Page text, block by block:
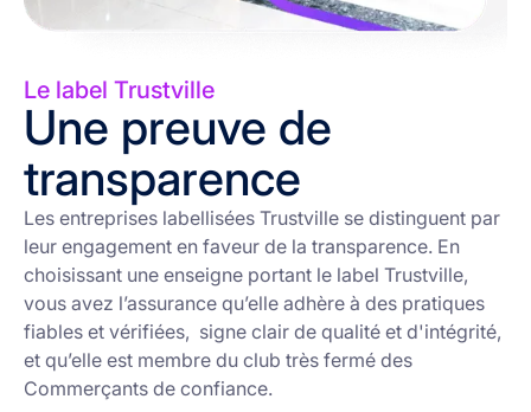
Le label Trustville
Une preuve de
transparence
Les entreprises labellisées Trustville se distinguent par
leur engagement en faveur de la transparence. En
choisissant une enseigne portant le label Trustville,
vous avez l’assurance qu’elle adhère à des pratiques
fiables et vérifiées, signe clair de qualité et d'intégrité,
et qu’elle est membre du club très fermé des
Commerçants de confiance.